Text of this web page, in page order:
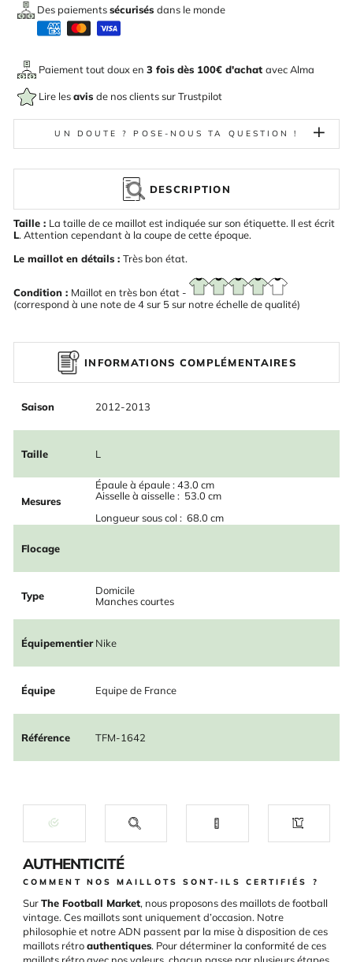
Des paiementssécurisés dans le monde
Paiement tout doux en 3 fois dès 100€ d'achat avecAlma
Lire lesavis de nos clients sur Trustpilot
UN DOUTE ? POSE-NOUS TA QUESTION !
DESCRIPTION
Taille : La taille de ce maillot est indiquée sur son étiquette. Il est écrit
L. Attention cependant à la coupe de cette époque.
Le maillot en détails : Très bon état.
Condition : Maillot en très bon état -
(correspond à une note de 4 sur 5 sur notre échelle de qualité)
INFORMATIONS COMPLÉMENTAIRES
Saison 2012-2013
Taille L
Mesures
Épaule à épaule : 43.0 cm
Aisselle à aisselle : 53.0 cm
Longueur sous col : 68.0 cm
Flocage
Type
Domicile
Manches courtes
Équipementier Nike
Équipe Equipe de France
Référence TFM-1642
AUTHENTICITÉ
COMMENT NOS MAILLOTS SONT-ILS CERTIFIÉS ?
SurThe Football Market, nous proposons des maillots de football
vintage. Ces maillots sont uniquement d’occasion. Notre
philosophie et notre ADN passent par la mise à disposition de ces
maillots rétroauthentiques. Pour déterminer la conformité de ces